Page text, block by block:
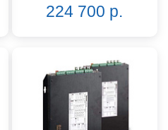
224 700 р.